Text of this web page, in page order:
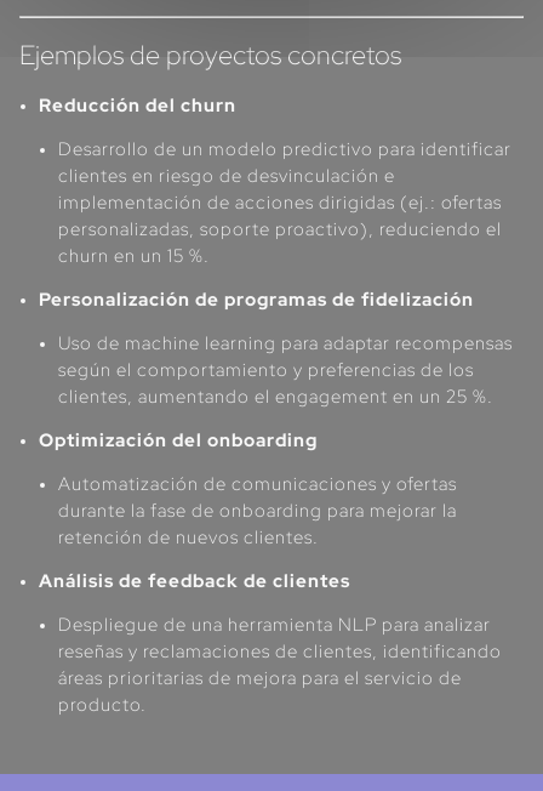
Ejemplos de proyectos concretos
Reducción del churn
Desarrollo de un modelo predictivo para identificar
clientes en riesgo de desvinculación e
implementación de acciones dirigidas (ej.: ofertas
personalizadas, soporte proactivo), reduciendo el
churn en un 15 %.
Personalización de programas de fidelización
Uso de machine learning para adaptar recompensas
según el comportamiento y preferencias de los
clientes, aumentando el engagement en un 25 %.
Optimización del onboarding
Automatización de comunicaciones y ofertas
durante la fase de onboarding para mejorar la
retención de nuevos clientes.
Análisis de feedback de clientes
Despliegue de una herramienta NLP para analizar
reseñas y reclamaciones de clientes, identificando
áreas prioritarias de mejora para el servicio de
producto.